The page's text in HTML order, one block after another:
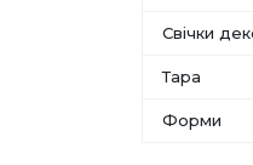
Свічки
Тара
Форми